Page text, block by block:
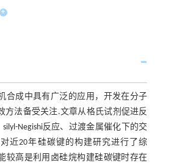
+
合成中具有广泛的应用，开发在分子
方法备受关注.文章从格氏试剂促进反
silyl-Negishi反应、过渡金属催化下的交
近20年硅碳键的构建研究进行了综
较高是利用卤硅烷构建硅碳键时存在